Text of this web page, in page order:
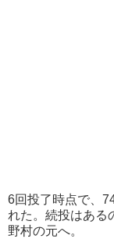
6回投了時点で、
れた。続投はある
野村の元へ。